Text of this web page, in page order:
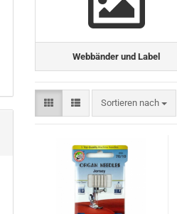
Webbänder und Label
Sortieren nach
Sortieren nach